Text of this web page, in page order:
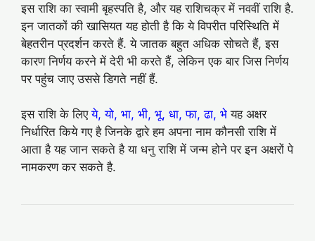
इस राशि का स्वामी बृहस्पति है, और यह राशिचक्र में नववीं राशि है.
इन जातकों की खासियत यह होती है कि ये विपरीत परिस्थिति में
बेहतरीन प्रदर्शन करते हैं. ये जातक बहुत अधिक सोचते हैं, इस
कारण निर्णय करने में देरी भी करते हैं, लेकिन एक बार जिस निर्णय
पर पहुंच जाए उससे डिगते नहीं हैं.
इस राशि के लिएये, यो, भा, भी, भू, धा, फा, ढा, भे यह अक्षर
निर्धारित किये गए है जिनके द्वारे हम अपना नाम कौनसी राशि में
आता है यह जान सकते है या धनु राशि में जन्म होने पर इन अक्षरों पे
नामकरण कर सकते है.